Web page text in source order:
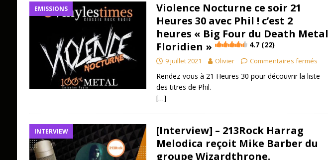
EMISSIONS
Violence Nocturne ce soir 21
Heures 30 avec Phil ! c’est 2
heures « Big Four du Death Metal
Floridien »
4.7 (22)
9 juillet 2021 Olivier Commentaires fermés
Rendez-vous à 21 Heures 30 pour découvrir la liste
des titres de Phil.
[…]
INTERVIEW
[Interview] – 213Rock Harrag
Melodica reçoit Mike Barber du
groupe Wizardthrone.